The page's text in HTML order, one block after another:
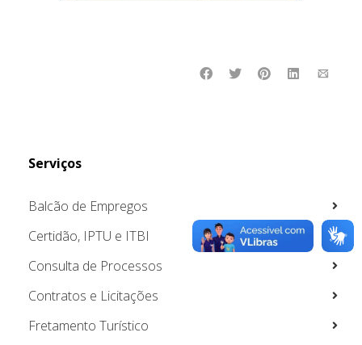
Serviços
Balcão de Empregos
Certidão, IPTU e ITBI
Consulta de Processos
Contratos e Licitações
Fretamento Turístico